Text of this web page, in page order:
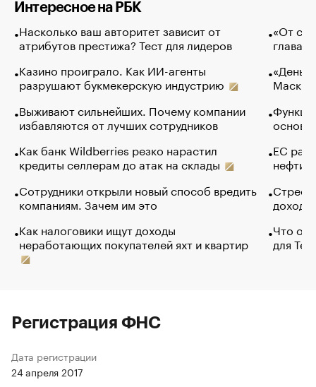
Интересное на РБК
Насколько ваш авторитет зависит от
атрибутов престижа? Тест для лидеров
Казино проиграло. Как ИИ-агенты
разрушают букмекерскую индустрию
Выживают сильнейших. Почему компании
избавляются от лучших сотрудников
Как банк Wildberries резко нарастил
кредиты селлерам до атак на склады
Сотрудники открыли новый способ вредить
компаниям. Зачем им это
Как налоговики ищут доходы
неработающих покупателей яхт и квартир
«От
глава
Маск в
основ
ЕС
нефти
Что
для
Регистрация ФНС
Дата регистрации
24 апреля 2017